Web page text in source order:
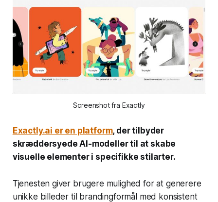
Screenshot fra Exactly
Exactly.ai er en platform, der tilbyder
skræddersyede AI-modeller til at skabe
visuelle elementer i specifikke stilarter.
Tjenesten giver brugere mulighed for at generere
unikke billeder til brandingformål med konsistent